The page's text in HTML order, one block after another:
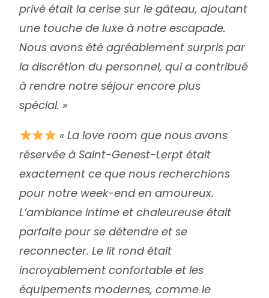
privé était la cerise sur le gâteau, ajoutant
une touche de luxe à notre escapade.
Nous avons été agréablement surpris par
la discrétion du personnel, qui a contribué
à rendre notre séjour encore plus
spécial. »
« La love room que nous avons
réservée à Saint-Genest-Lerpt était
exactement ce que nous recherchions
pour notre week-end en amoureux.
L’ambiance intime et chaleureuse était
parfaite pour se détendre et se
reconnecter. Le lit rond était
incroyablement confortable et les
équipements modernes, comme le